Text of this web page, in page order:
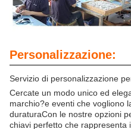
Personalizzazione:
Servizio di personalizzazione
Cercate un modo unico ed
marchio?e eventi che vogliono
duraturaCon le nostre opzioni
chiavi perfetto che rappresenta